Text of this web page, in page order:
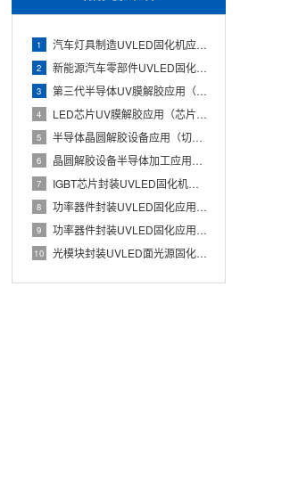
1 汽车灯具制造UVLED固化机应用（透镜与灯壳胶水快速固化）
2 新能源汽车零部件UVLED固化机应用（电池组件与电子胶精准固
3 第三代半导体UV膜解胶应用（碳化硅晶圆低损伤解胶工艺）
4 LED芯片UV膜解胶应用（芯片蓝膜低应力分离处理）
5 半导体晶圆解胶设备应用（切割膜UV解胶辅助芯片安全取片）
6 晶圆解胶设备半导体加工应用（UV膜照射降低粘性实现晶圆无损分
7 IGBT芯片封装UVLED固化机应用（Die Attach胶
8 功率器件封装UVLED固化应用（IGBT芯片与散热基板稳定粘
9 功率器件封装UVLED固化应用有哪些优势？IGBT芯片与散热
10 光模块封装UVLED面光源固化应用（光器件胶水批量快速UV固